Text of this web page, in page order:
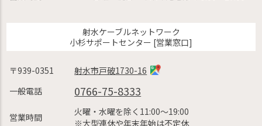
射水ケーブルネットワーク
小杉サポートセンター [営業窓口]
〒939-0351
射水市戸破1730-16
一般電話
0766-75-8333
営業時間
火曜・水曜を除く11:00〜19:00
※大型連休や年末年始は不定休